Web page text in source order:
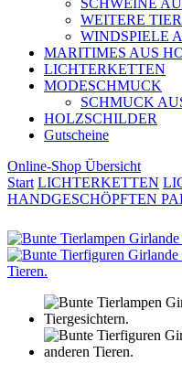
SCHWEINE
WEITERE
WINDSPIELE
MARITIMES AUS
LICHTERKETTEN
MODESCHMUCK
SCHMUCK
HOLZSCHILDER
Gutscheine
Online-Shop Übersicht
Start LICHTERKETTEN
HANDGESCHÖPFTEN